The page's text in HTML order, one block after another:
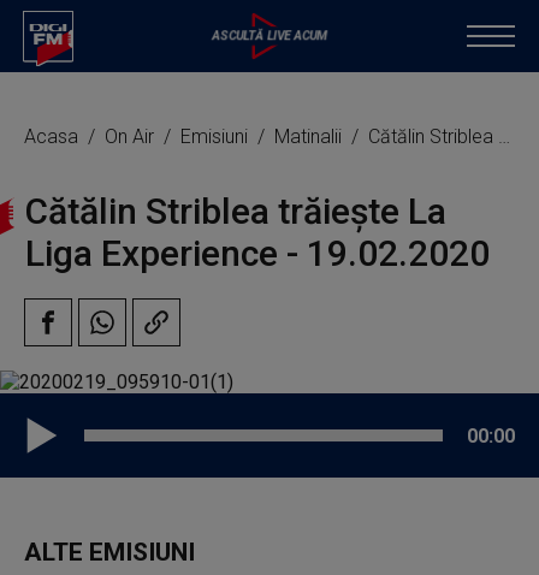
Acasa On Air Emisiuni Matinalii Cătălin Striblea trăiește La Liga Experience
Cătălin Striblea trăiește La
Liga Experience - 19.02.2020
00:00
ALTE EMISIUNI